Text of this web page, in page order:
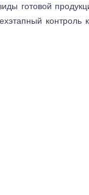
готовой